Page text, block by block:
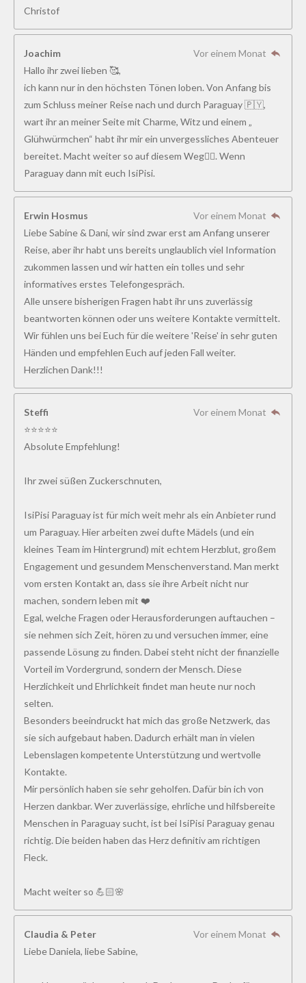
Christof
Joachim
Vor einem Monat
Hallo ihr zwei lieben 🥰,
ich kann nur in den höchsten Tönen loben. Von Anfang bis
zum Schluss meiner Reise nach und durch Paraguay 🇵🇾,
wart ihr an meiner Seite mit Charme, Witz und einem „
Glühwürmchen“ habt ihr mir ein unvergessliches Abenteuer
bereitet. Macht weiter so auf diesem Weg👍🏻. Wenn
Paraguay dann mit euch IsiPisi.
Erwin Hosmus
Vor einem Monat
Liebe Sabine & Dani, wir sind zwar erst am Anfang unserer
Reise, aber ihr habt uns bereits unglaublich viel Information
zukommen lassen und wir hatten ein tolles und sehr
informatives erstes Telefongespräch.
Alle unsere bisherigen Fragen habt ihr uns zuverlässig
beantworten können oder uns weitere Kontakte vermittelt.
Wir fühlen uns bei Euch für die weitere 'Reise' in sehr guten
Händen und empfehlen Euch auf jeden Fall weiter.
Herzlichen Dank!!!
Steffi
Vor einem Monat
⭐⭐⭐⭐⭐
Absolute Empfehlung!
Ihr zwei süßen Zuckerschnuten,
IsiPisi Paraguay ist für mich weit mehr als ein Anbieter rund
um Paraguay. Hier arbeiten zwei dufte Mädels (und ein
kleines Team im Hintergrund) mit echtem Herzblut, großem
Engagement und gesundem Menschenverstand. Man merkt
vom ersten Kontakt an, dass sie ihre Arbeit nicht nur
machen, sondern leben mit ❤️
Egal, welche Fragen oder Herausforderungen auftauchen –
sie nehmen sich Zeit, hören zu und versuchen immer, eine
passende Lösung zu finden. Dabei steht nicht der finanzielle
Vorteil im Vordergrund, sondern der Mensch. Diese
Herzlichkeit und Ehrlichkeit findet man heute nur noch
selten.
Besonders beeindruckt hat mich das große Netzwerk, das
sie sich aufgebaut haben. Dadurch erhält man in vielen
Lebenslagen kompetente Unterstützung und wertvolle
Kontakte.
Mir persönlich haben sie sehr geholfen. Dafür bin ich von
Herzen dankbar. Wer zuverlässige, ehrliche und hilfsbereite
Menschen in Paraguay sucht, ist bei IsiPisi Paraguay genau
richtig. Die beiden haben das Herz definitiv am richtigen
Fleck.
Macht weiter so 💪🏻🌸
Claudia & Peter
Vor einem Monat
Liebe Daniela, liebe Sabine,